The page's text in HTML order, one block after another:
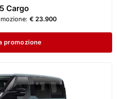
Cargo
€ 23.900
promozione